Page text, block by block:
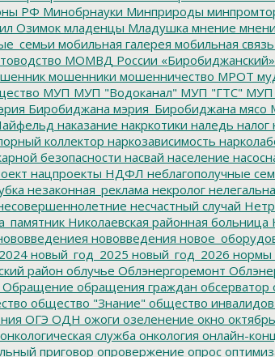
РФ Минобрнауки Минприроды
Озимок младенцы Младушка мнение
мобильная галерея мобильная связь
МОМВД России «Биробиджанский»
мошенники мошенничество МРОТ
МУП МУП "Водоканал" МУП "ГТС" МУП
Биробиджана мэрия_Биробиджана мясо
наказание накркотики наледь налог
коллектор наркозависимость
безопасности насвай население
нацпроекты НДФЛ неблагополучные
незаконная_реклама некролог
несчастный случай
Николаевская районная больница
нововведения
новый_год_2025 новый_год_2026 нормы
район облучье Облэнергоремонт
Обращение обращения граждан обсерватор
общество "Знание" общество инвалидов
ОГЭ ОДН ожоги озеленение окно октябрь
онкологическая служба онкология онлайн-
приговор опровержение опрос